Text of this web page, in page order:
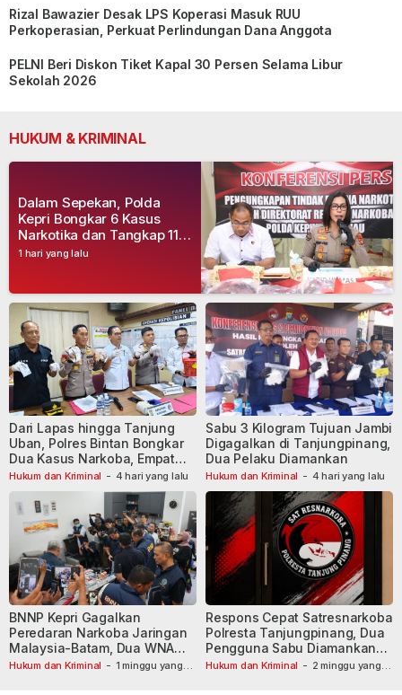
Rizal Bawazier Desak LPS Koperasi Masuk RUU
Perkoperasian, Perkuat Perlindungan Dana Anggota
PELNI Beri Diskon Tiket Kapal 30 Persen Selama Libur
Sekolah 2026
HUKUM & KRIMINAL
1 hari yang lalu
Dalam Sepekan, Polda
Kepri Bongkar 6 Kasus
Narkotika dan Tangkap 11
Tersangka
Hukum dan Kriminal - 4 hari yang lalu
Dari Lapas hingga Tanjung
Uban, Polres Bintan Bongkar
Dua Kasus Narkoba, Empat
Tersangka Dibekuk
Hukum dan Kriminal - 4 hari yang lalu
Sabu 3 Kilogram Tujuan Jambi
Digagalkan di Tanjungpinang,
Dua Pelaku Diamankan
Hukum dan Kriminal - 1 minggu yang
BNNP Kepri Gagalkan
Peredaran Narkoba Jaringan
Malaysia-Batam, Dua WNA
Masih Diburu
Hukum dan Kriminal - 2 minggu yang
Respons Cepat Satresnarkoba
Polresta Tanjungpinang, Dua
Pengguna Sabu Diamankan
Usai Dilaporkan ke Call Center